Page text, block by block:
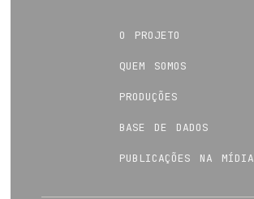
o projeto
quem somos
produções
base de dados
publicações na mídia